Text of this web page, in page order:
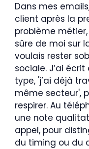
Dans mes
client après la
problème métier,
sûre de moi sur
voulais rester
sociale. J’ai
type, 'j’ai déjà
même secteur',
respirer. Au
une note
appel, pour
du timing ou du